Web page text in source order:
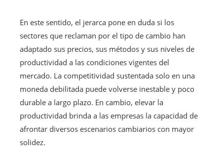
En este sentido, el jerarca pone en duda si los
sectores que reclaman por el tipo de cambio han
adaptado sus precios, sus métodos y sus niveles de
productividad a las condiciones vigentes del
mercado. La competitividad sustentada solo en una
moneda debilitada puede volverse inestable y poco
durable a largo plazo. En cambio, elevar la
productividad brinda a las empresas la capacidad de
afrontar diversos escenarios cambiarios con mayor
solidez.